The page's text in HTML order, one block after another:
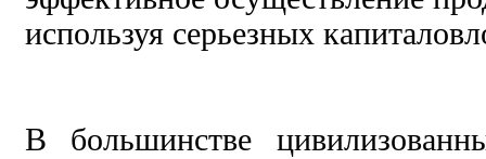
используя серьезных
В большинстве